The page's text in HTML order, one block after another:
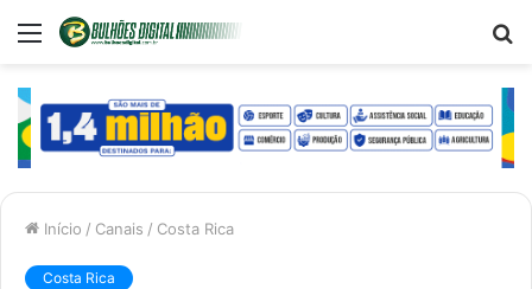
Menu
Início / Canais / Costa Rica
Costa Rica